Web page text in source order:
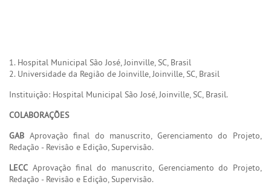
1. Hospital Municipal São José, Joinville, SC, Brasil
2. Universidade da Região de Joinville, Joinville, SC, Brasil
Instituição: Hospital Municipal São José, Joinville, SC, Brasil.
COLABORAÇÕES
GAB Aprovação final do manuscrito, Gerenciamento do Projeto,
Redação - Revisão e Edição, Supervisão.
LECC Aprovação final do manuscrito, Gerenciamento do Projeto,
Redação - Revisão e Edição, Supervisão.